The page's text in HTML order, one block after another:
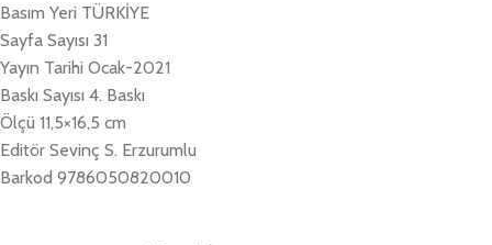
Basım Yeri TÜRKİYE
Sayfa Sayısı 31
Yayın Tarihi Ocak-2021
Baskı Sayısı 4. Baskı
Ölçü 11,5×16,5 cm
Editör Sevinç S. Erzurumlu
Barkod 9786050820010